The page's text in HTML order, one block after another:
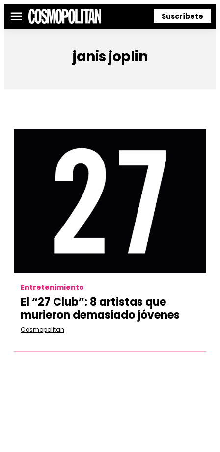
Menú Suscríbete
janis joplin
Entretenimiento
El “27 Club”: 8 artistas que
murieron demasiado jóvenes
Cosmopolitan